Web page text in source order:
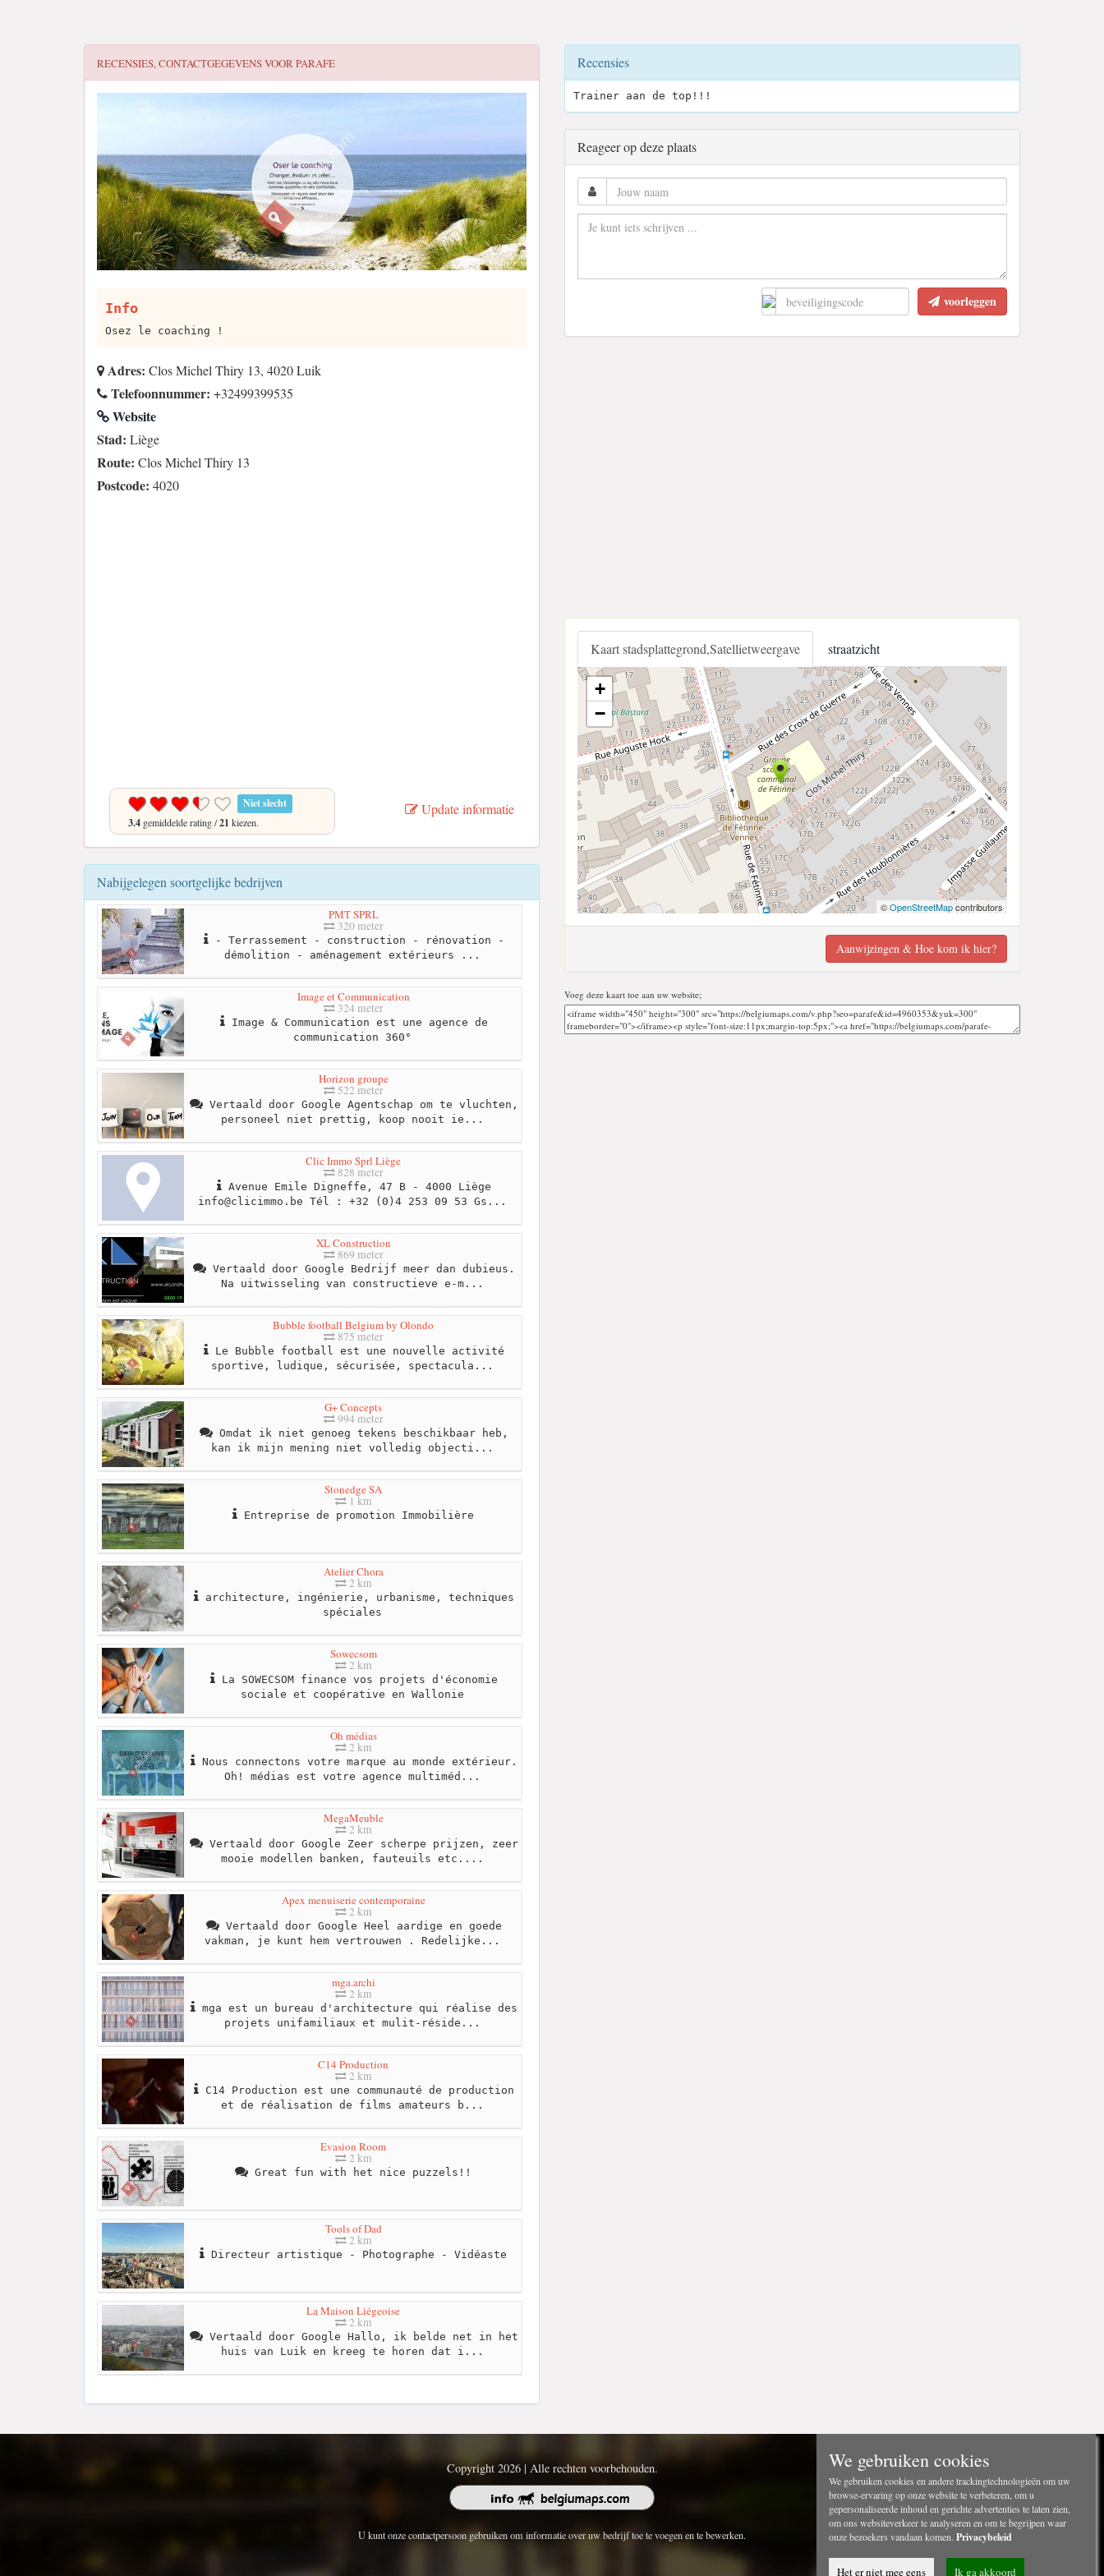
RECENSIES, CONTACTGEGEVENS VOORPARAFE
Info
Osez le coaching !
Adres: Clos Michel Thiry 13, 4020 Luik
Telefoonnummer: +32499399535
Website
Stad: Liège
Route: Clos Michel Thiry 13
Postcode: 4020
Niet slecht
3.4 gemiddelde rating /21 kiezen.
Update informatie
Nabijgelegen soortgelijke bedrijven
PMT SPRL
320 meter
- Terrassement - construction - rénovation -
démolition - aménagement extérieurs ...
Image et Communication
324 meter
Image & Communication est une agence de
communication 360°
Horizon groupe
522 meter
Vertaald door Google Agentschap om te vluchten,
personeel niet prettig, koop nooit ie...
Clic Immo Sprl Liège
828 meter
Avenue Emile Digneffe, 47 B - 4000 Liège
info@clicimmo.be Tél : +32 (0)4 253 09 53 Gs...
XL Construction
869 meter
Vertaald door Google Bedrijf meer dan dubieus.
Na uitwisseling van constructieve e-m...
Bubble football Belgium by Olondo
875 meter
Le Bubble football est une nouvelle activité
sportive, ludique, sécurisée, spectacula...
G+ Concepts
994 meter
Omdat ik niet genoeg tekens beschikbaar heb,
kan ik mijn mening niet volledig objecti...
Stonedge SA
1 km
Entreprise de promotion Immobilière
Atelier Chora
2 km
architecture, ingénierie, urbanisme, techniques
spéciales
Sowecsom
2 km
La SOWECSOM finance vos projets d'économie
sociale et coopérative en Wallonie
Oh médias
2 km
Nous connectons votre marque au monde extérieur.
Oh! médias est votre agence multiméd...
MegaMeuble
2 km
Vertaald door Google Zeer scherpe prijzen, zeer
mooie modellen banken, fauteuils etc....
Apex menuiserie contemporaine
2 km
Vertaald door Google Heel aardige en goede
vakman, je kunt hem vertrouwen . Redelijke...
mga.archi
2 km
mga est un bureau d'architecture qui réalise des
projets unifamiliaux et mulit-réside...
C14 Production
2 km
C14 Production est une communauté de production
et de réalisation de films amateurs b...
Evasion Room
2 km
Great fun with het nice puzzels!!
Tools of Dad
2 km
Directeur artistique - Photographe - Vidéaste
La Maison Liégeoise
2 km
Vertaald door Google Hallo, ik belde net in het
huis van Luik en kreeg te horen dat i...
Recensies
Trainer aan de top!!!
Reageer op deze plaats
voorleggen
Kaart stadsplattegrond,Satellietweergave straatzicht
+
−
©OpenStreetMapcontributors
Aanwijzingen & Hoe kom ik hier?
Voeg deze kaart toe aan uw website;
Copyright 2026 | Alle rechten voorbehouden.
U kunt onze contactpersoon gebruiken om informatie over uw bedrijf toe te voegen en te bewerken.
We gebruiken cookies
We gebruiken cookies en andere trackingtechnologieën om uw
browse-ervaring op onze website te verbeteren, om u
gepersonaliseerde inhoud en gerichte advertenties te laten zien,
om ons websiteverkeer te analyseren en om te begrijpen waar
onze bezoekers vandaan komen. Privacybeleid
Het er niet mee eens Ik ga akkoord